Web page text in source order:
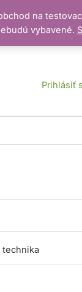
na
vybavené.
Prihlásiť
technika